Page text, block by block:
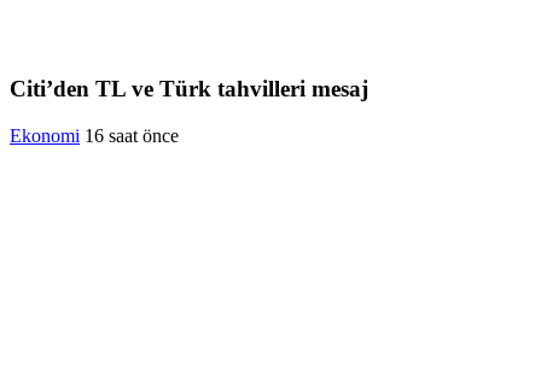
Citi’den TL ve Türk tahvilleri mesaj
Ekonomi 16 saat önce